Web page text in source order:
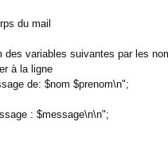
du mail
des variables suivantes par les
à la ligne
de: $nom $prenom\n";
: $message\n\n";